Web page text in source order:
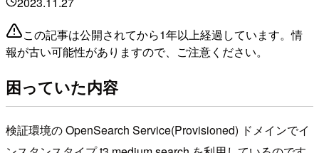
この記事は公開されてから1年以上経過しています。情
報が古い可能性がありますので、ご注意ください。
困っていた内容
検証環境の OpenSearch Service(Provisioned) ドメインでイ